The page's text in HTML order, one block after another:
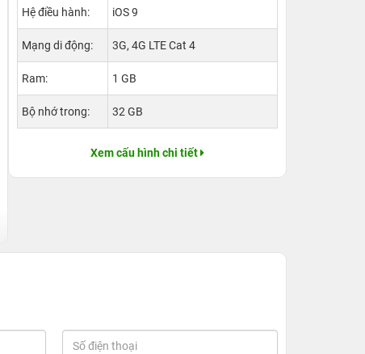
Hệ điều hành: iOS 9
Mạng di động: 3G, 4G LTE Cat 4
Ram: 1 GB
Bộ nhớ trong: 32 GB
Xem cấu hình chi tiết